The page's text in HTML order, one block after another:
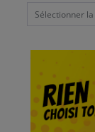
Sélectionner